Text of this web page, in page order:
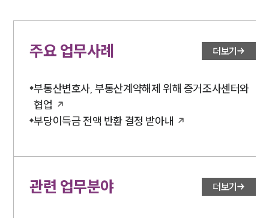
주요 업무사례 더보기
부동산변호사, 부동산계약해제 위해 증거조사센터와
협업
부당이득금 전액 반환 결정 받아내
관련 업무분야 더보기